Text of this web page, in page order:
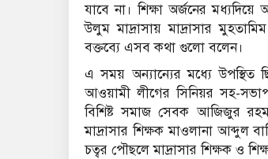
যাবে না। শিক্ষা অর্জনের
উলুম মাদ্রাসায় মাদ্রাসার
বক্তব্যে এসব কথা গুলো বলেন।
এ সময় অন্যান্যের মধ্যে উপস্থিত
আওয়ামী লীগের সিনিয়র সহ-
বিশিষ্ট সমাজ সেবক আজিজুর
মাদ্রাসার শিক্ষক মাওলানা আব্দুল
চত্বর পৌছলে মাদ্রাসার শিক্ষক ও